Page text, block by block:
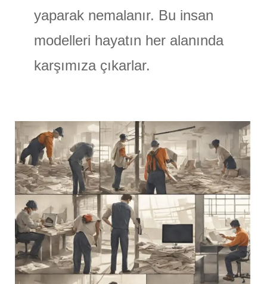
yaparak nemalanır. Bu insan
modelleri hayatın her alanında
karşımıza çıkarlar.